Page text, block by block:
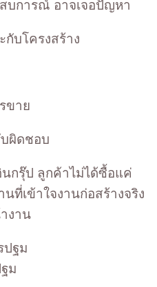
บการณ์ อาจเจอปัญหา
กับโครงสร้าง
ขาย
ผิดชอบ
กรุ๊ป ลูกค้าไม่ได้ซื้อแค่
ที่เข้าใจงานก่อสร้างจริง
งาน
ม